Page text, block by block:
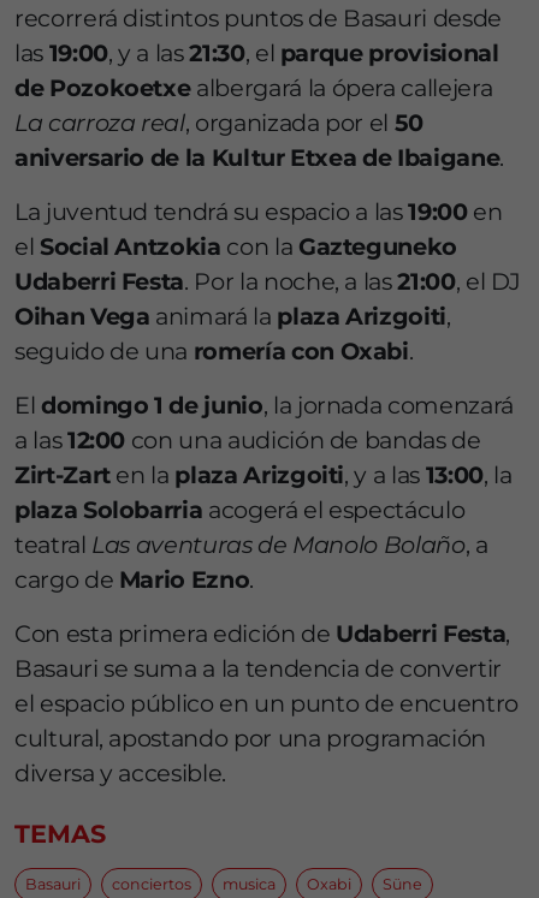
recorrerá distintos puntos de Basauri desde
las 19:00, y a las21:30, el parque provisional
de Pozokoetxealbergará la ópera callejera
La carroza real, organizada por el 50
aniversario de la Kultur Etxea de Ibaigane.
La juventud tendrá su espacio a las19:00en
el Social Antzokia con la Gazteguneko
Udaberri Festa. Por la noche, a las21:00, el DJ
Oihan Vega animará la plaza Arizgoiti,
seguido de una romería con Oxabi.
El domingo 1 de junio, la jornada comenzará
a las12:00 con una audición de bandas de
Zirt-Zarten la plaza Arizgoiti, y a las 13:00, la
plaza Solobarria acogerá el espectáculo
teatral Las aventuras de Manolo Bolaño, a
cargo de Mario Ezno.
Con esta primera edición de Udaberri Festa,
Basauri se suma a la tendencia de convertir
el espacio público en un punto de encuentro
cultural, apostando por una programación
diversa y accesible.
TEMAS
Basauri conciertos musica Oxabi Süne